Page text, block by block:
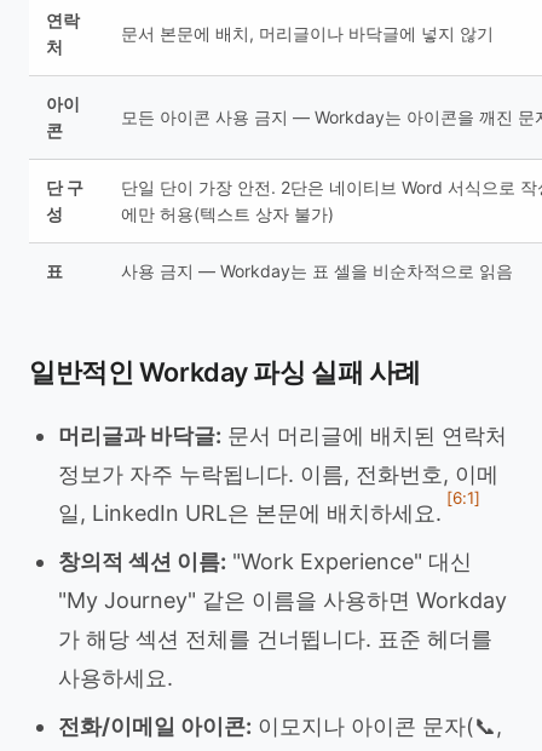
연락
처
문서 본문에 배치, 머리글이나 바닥글에 넣지 않기
아이
콘
모든 아이콘 사용 금지 — Workday는 아이콘을 깨진 문
단 구
성
단일 단이 가장 안전. 2단은 네이티브 Word 서식으로 작
에만 허용(텍스트 상자 불가)
표 사용 금지 — Workday는 표 셀을 비순차적으로 읽음
일반적인 Workday 파싱 실패 사례
머리글과 바닥글: 문서 머리글에 배치된 연락처
정보가 자주 누락됩니다. 이름, 전화번호, 이메
일, LinkedIn URL은 본문에 배치하세요.
[6:1]
창의적 섹션 이름: "Work Experience" 대신
"My Journey" 같은 이름을 사용하면 Workday
가 해당 섹션 전체를 건너뜁니다. 표준 헤더를
사용하세요.
전화/이메일 아이콘: 이모지나 아이콘 문자(📞,